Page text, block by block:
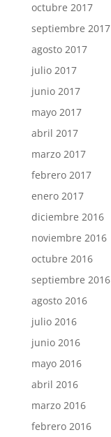
octubre 2017
septiembre 2017
agosto 2017
julio 2017
junio 2017
mayo 2017
abril 2017
marzo 2017
febrero 2017
enero 2017
diciembre 2016
noviembre 2016
octubre 2016
septiembre 2016
agosto 2016
julio 2016
junio 2016
mayo 2016
abril 2016
marzo 2016
febrero 2016